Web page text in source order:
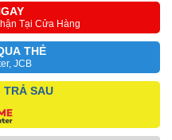
Tại Cửa Hàng
THẺ
JCB
TRẢ SAU